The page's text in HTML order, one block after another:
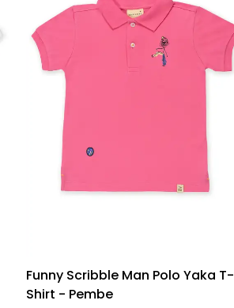
Funny Scribble Man Polo Yaka T-
Shirt - Pembe